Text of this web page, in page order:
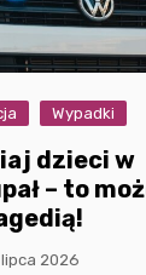
Wypadki
dzieci w
– to
lipca 2026